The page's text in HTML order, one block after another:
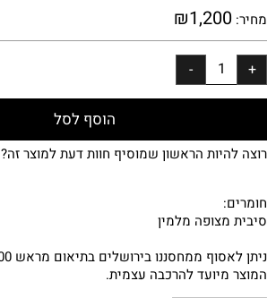
מחיר: ₪1,200
הוסף לסל
רוצה להיות הראשון שמוסיף חוות דעת למוצר זה?
חומרים:
סיבית מצופה מלמין
ניתן לאסוף ממחסננו בירושלים בתיאום מראש 0559400000.
המוצר מיועד להרכבה עצמית.